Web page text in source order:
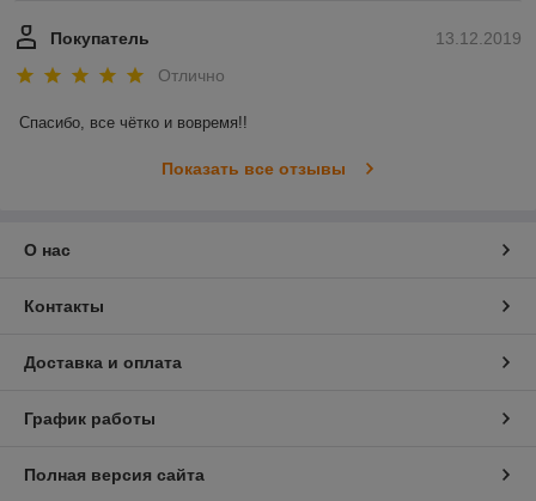
13.12.2019
Покупатель
Отлично
Спасибо, все чётко и вовремя!!
Показать все отзывы
О нас
Контакты
Доставка и оплата
График работы
Полная версия сайта